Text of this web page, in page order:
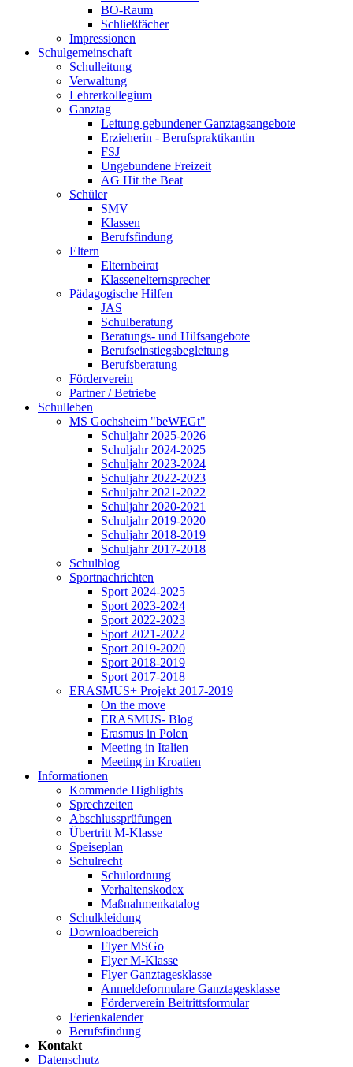
BO-Raum
Schließfächer
Impressionen
Schulgemeinschaft
Schulleitung
Verwaltung
Lehrerkollegium
Ganztag
Leitung gebundener Ganztagsangebote
Erzieherin - Berufspraktikantin
FSJ
Ungebundene Freizeit
AG Hit the Beat
Schüler
SMV
Klassen
Berufsfindung
Eltern
Elternbeirat
Klassenelternsprecher
Pädagogische Hilfen
JAS
Schulberatung
Beratungs- und Hilfsangebote
Berufseinstiegsbegleitung
Berufsberatung
Förderverein
Partner / Betriebe
Schulleben
MS Gochsheim "beWEGt"
Schuljahr 2025-2026
Schuljahr 2024-2025
Schuljahr 2023-2024
Schuljahr 2022-2023
Schuljahr 2021-2022
Schuljahr 2020-2021
Schuljahr 2019-2020
Schuljahr 2018-2019
Schuljahr 2017-2018
Schulblog
Sportnachrichten
Sport 2024-2025
Sport 2023-2024
Sport 2022-2023
Sport 2021-2022
Sport 2019-2020
Sport 2018-2019
Sport 2017-2018
ERASMUS+ Projekt 2017-2019
On the move
ERASMUS- Blog
Erasmus in Polen
Meeting in Italien
Meeting in Kroatien
Informationen
Kommende Highlights
Sprechzeiten
Abschlussprüfungen
Übertritt M-Klasse
Speiseplan
Schulrecht
Schulordnung
Verhaltenskodex
Maßnahmenkatalog
Schulkleidung
Downloadbereich
Flyer MSGo
Flyer M-Klasse
Flyer Ganztagesklasse
Anmeldeformulare Ganztagesklasse
Förderverein Beitrittsformular
Ferienkalender
Berufsfindung
Kontakt
Datenschutz